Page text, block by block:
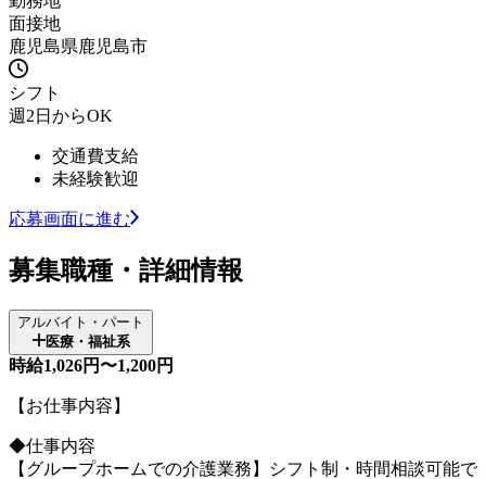
面接地
鹿児島県鹿児島市
シフト
週2日からOK
交通費支給
未経験歓迎
応募画面に進む
募集職種・詳細情報
アルバイト・パート
医療・福祉系
時給1,026円〜1,200円
【お仕事内容】
◆仕事内容
【グループホームでの介護業務】シフト制・時間相談可能で